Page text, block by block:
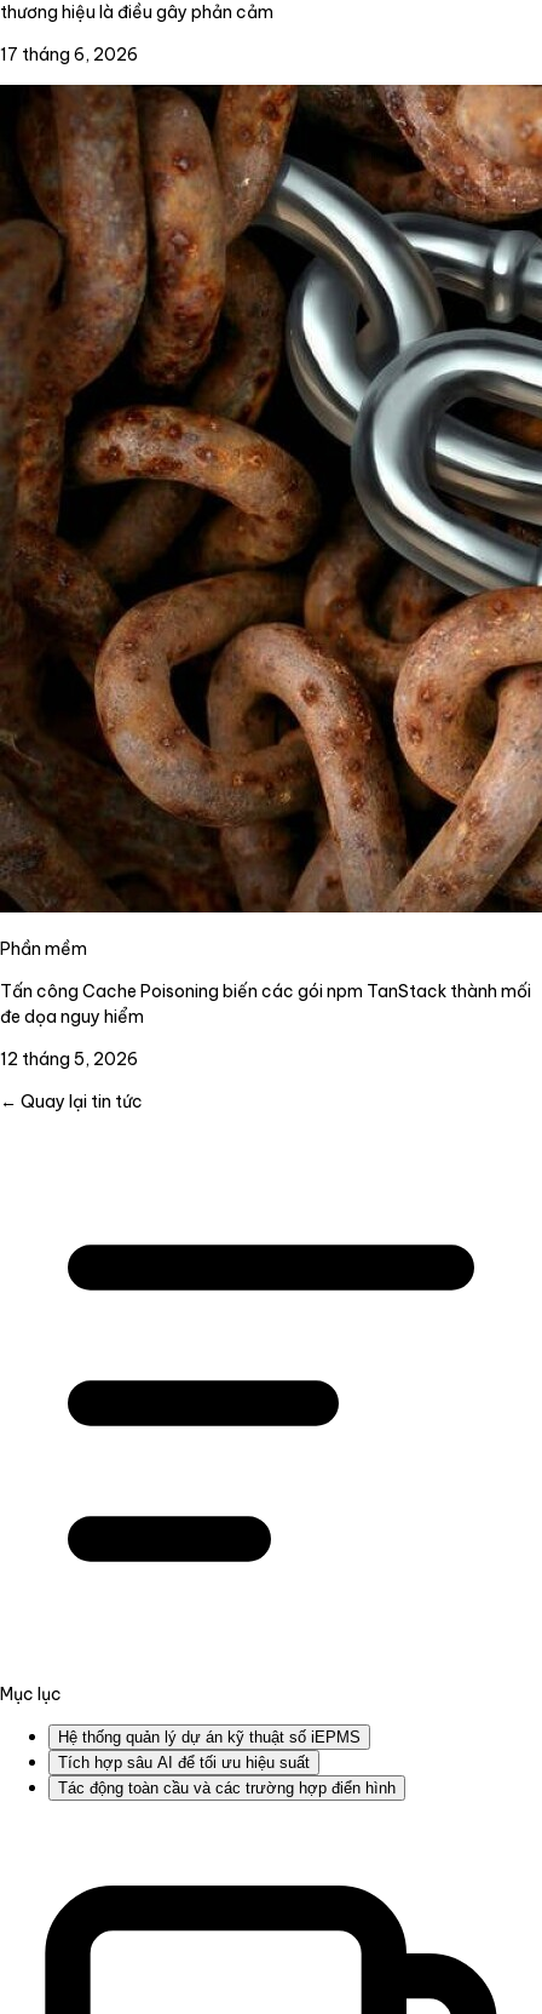
thương hiệu là điều gây phản cảm
17 tháng 6, 2026
Phần mềm
Tấn công Cache Poisoning biến các gói npm TanStack thành mối
đe dọa nguy hiểm
12 tháng 5, 2026
← Quay lại tin tức
Mục lục
Hệ thống quản lý dự án kỹ thuật số iEPMS
Tích hợp sâu AI để tối ưu hiệu suất
Tác động toàn cầu và các trường hợp điển hình